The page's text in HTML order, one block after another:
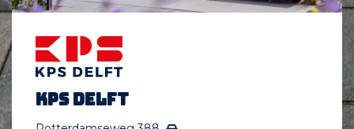
KPS Delft